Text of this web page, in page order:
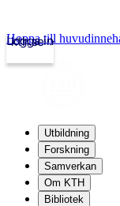
kth.se
Logga in
Hoppa till
Utbildning
Forskning
Samverkan
Om KTH
Bibliotek